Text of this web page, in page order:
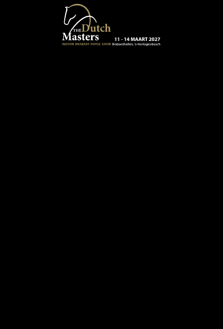
Terug naar hoofdinhoud
13 - 16 MAART 2024